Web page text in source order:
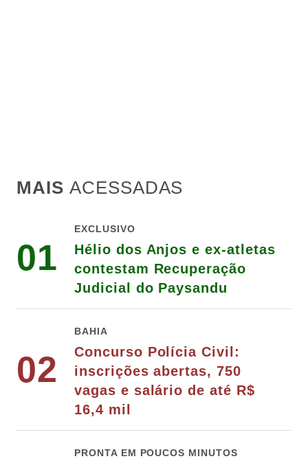
MAIS ACESSADAS
01
EXCLUSIVO
Hélio dos Anjos e ex-atletas
contestam Recuperação
Judicial do Paysandu
02
BAHIA
Concurso Polícia Civil:
inscrições abertas, 750
vagas e salário de até R$
16,4 mil
PRONTA EM POUCOS MINUTOS